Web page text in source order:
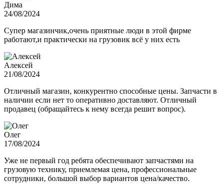
Дима
24/08/2024
Супер магазинчик,очень приятные люди в этой фирме
работают,и практически на грузовик всё у них есть
Алексей
21/08/2024
Отличный магазин, конкурентно способные цены. Запчасти в
наличии если нет то оперативно доставляют. Отличный
продавец (обращайтесь к нему всегда решит вопрос).
Олег
17/08/2024
Уже не первый год ребята обеспечивают запчастями на
грузовую технику, приемлемая цена, профессиональные
сотрудники, большой выбор вариантов цена/качество.